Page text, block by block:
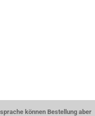
können Bestellung aber